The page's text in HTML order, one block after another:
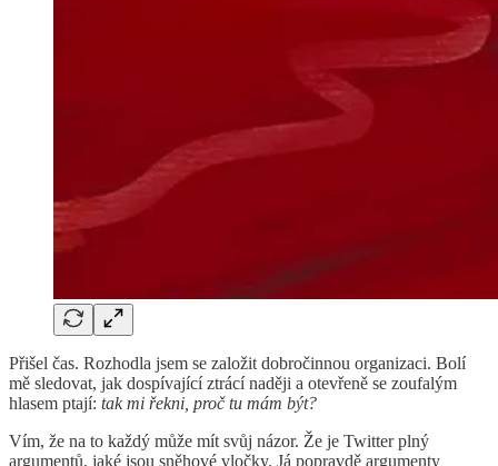
Přišel čas. Rozhodla jsem se založit dobročinnou organizaci. Bolí
mě sledovat, jak dospívající ztrácí naději a otevřeně se zoufalým
hlasem ptají: tak mi řekni, proč tu mám být?
Vím, že na to každý může mít svůj názor. Že je Twitter plný
argumentů, jaké jsou sněhové vločky. Já popravdě argumenty